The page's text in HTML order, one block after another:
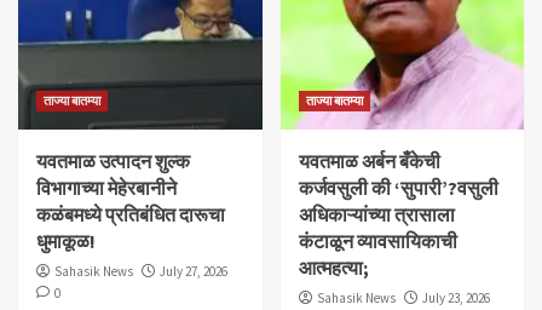
ताज्या बातम्या
यवतमाळ उत्पादन शुल्क
विभागाच्या मेहेरबानीने
कळंबमध्ये प्रतिबंधित दारूचा
धुमाकूळ!
Sahasik News
July 27, 2026
0
ताज्या बातम्या
​यवतमाळ अर्बन बँकेची
कर्जवसुली की ‘सुपारी’?वसुली
अधिकाऱ्यांच्या त्रासाला
कंटाळून व्यावसायिकाची
आत्महत्या;
Sahasik News
July 23, 2026